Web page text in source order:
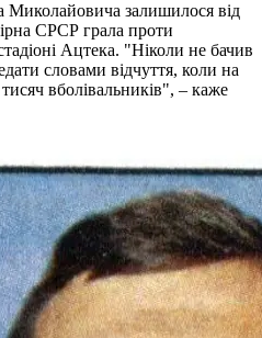
Миколайовича залишилося від
СРСР грала проти
Ацтека. "Ніколи не бачив
словами відчуття, коли на
вболівальників", – каже